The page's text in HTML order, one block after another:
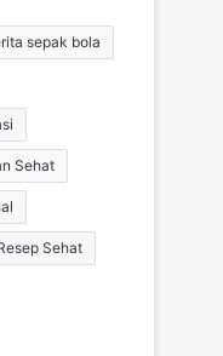
sepak bola
Sehat
Sehat